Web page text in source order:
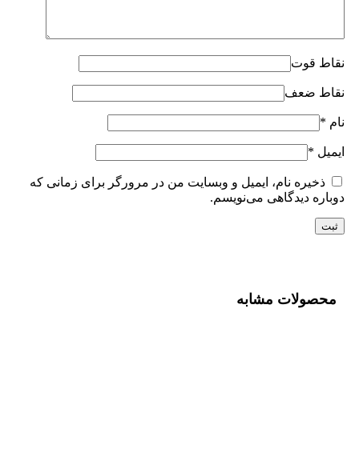
نقاط قوت
نقاط ضعف
نام *
ایمیل *
ذخیره نام، ایمیل و وبسایت من در مرورگر برای زمانی که
دوباره دیدگاهی می‌نویسم.
محصولات مشابه